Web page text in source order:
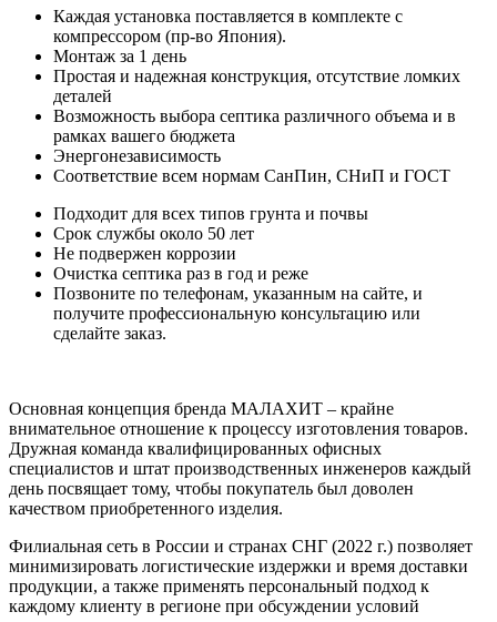
Каждая установка поставляется в комплекте с
компрессором (пр-во Япония).
Монтаж за 1 день
Простая и надежная конструкция, отсутствие ломких
деталей
Возможность выбора септика различного объема и в
рамках вашего бюджета
Энергонезависимость
Соответствие всем нормам СанПин, СНиП и ГОСТ
Подходит для всех типов грунта и почвы
Срок службы около 50 лет
Не подвержен коррозии
Очистка септика раз в год и реже
Позвоните по телефонам, указанным на сайте, и
получите профессиональную консультацию или
сделайте заказ.
Основная концепция бренда МАЛАХИТ – крайне
внимательное отношение к процессу изготовления товаров.
Дружная команда квалифицированных офисных
специалистов и штат производственных инженеров каждый
день посвящает тому, чтобы покупатель был доволен
качеством приобретенного изделия.
Филиальная сеть в России и странах СНГ (2022 г.) позволяет
минимизировать логистические издержки и время доставки
продукции, а также применять персональный подход к
каждому клиенту в регионе при обсуждении условий